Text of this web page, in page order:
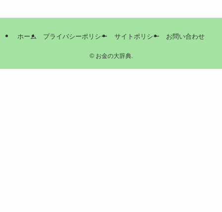
ホーム プライバシーポリシー サイトポリシー お問い合わせ
©お金の大辞典.